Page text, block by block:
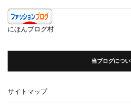
イ
ブ
にほんブログ村
当ブログについ
サイトマップ